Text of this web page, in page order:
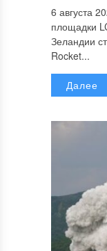
6 августа
площадки
Зеландии
Rocket...
Далее